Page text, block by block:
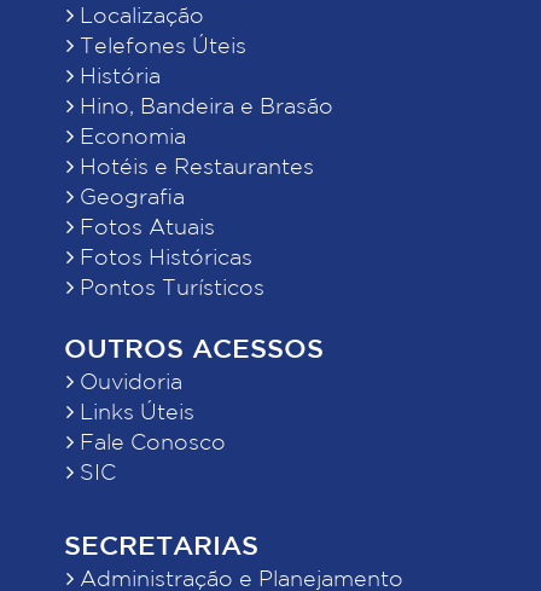
Localização
Telefones Úteis
História
Hino, Bandeira e Brasão
Economia
Hotéis e Restaurantes
Geografia
Fotos Atuais
Fotos Históricas
Pontos Turísticos
OUTROS ACESSOS
Ouvidoria
Links Úteis
Fale Conosco
SIC
SECRETARIAS
Administração e Planejamento